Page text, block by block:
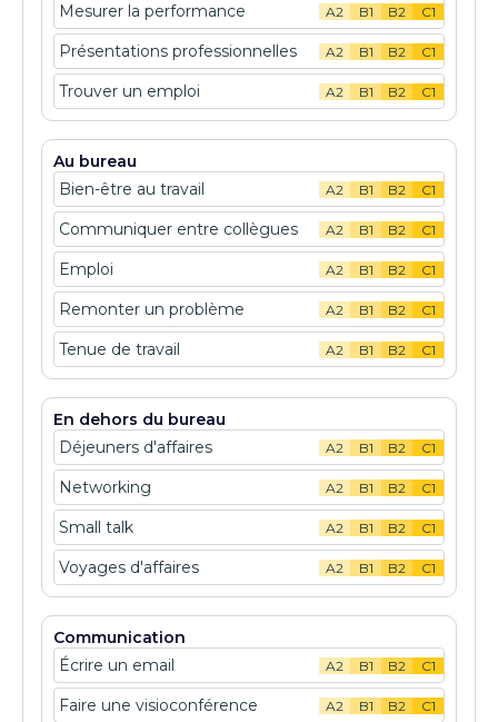
Mesurer la performance A2 B1 B2 C1
Présentations professionnelles A2 B1 B2 C1
Trouver un emploi A2 B1 B2 C1
Au bureau
Bien-être au travail
A2 B1 B2 C1
Communiquer entre collègues A2 B1 B2 C1
Emploi A2 B1 B2 C1
Remonter un problème A2 B1 B2 C1
Tenue de travail A2 B1 B2 C1
En dehors du bureau
Déjeuners d'affaires
A2 B1 B2 C1
Networking A2 B1 B2 C1
Small talk A2 B1 B2 C1
Voyages d'affaires A2 B1 B2 C1
Communication
Écrire un email
A2 B1 B2 C1
Faire une visioconférence A2 B1 B2 C1